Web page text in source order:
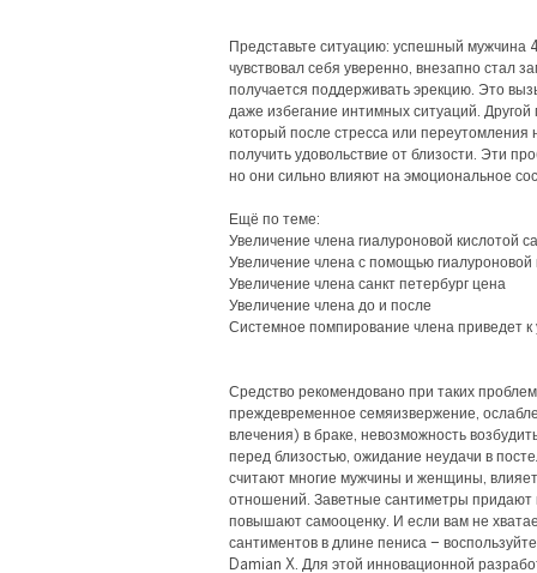
Представьте ситуацию: успешный мужчина
чувствовал себя уверенно, внезапно стал
получается поддерживать эрекцию. Это
даже избегание интимных ситуаций.
который после стресса или переутомления
получить удовольствие от близости. Эти
но они сильно влияют на эмоциональное
Ещё по теме:
Увеличение члена гиалуроновой кислотой
Увеличение члена с помощью гиалуроновой
Увеличение члена санкт петербург цена
Увеличение члена до и после
Системное помпирование члена приведет к
Средство рекомендовано при таких
преждевременное семяизвержение,
влечения) в браке, невозможность
перед близостью, ожидание неудачи в
считают многие мужчины и женщины, влияет
отношений. Заветные сантиметры придают
повышают самооценку. И если вам не
сантиментов в длине пениса –
Damian X. Для этой инновационной